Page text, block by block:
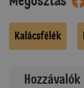
Kalácsfélék
Hozzávalók